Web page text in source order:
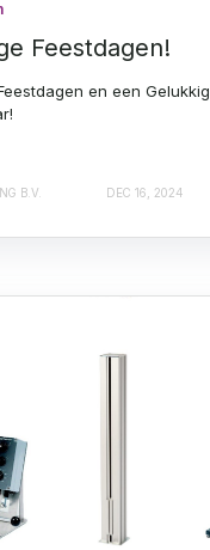
Feestdagen!
en een Gelukkig
B.V. DEC 16, 2024